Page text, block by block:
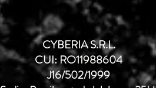
CYBERIA S.R.L.
CUI: RO11988604
J16/502/1999